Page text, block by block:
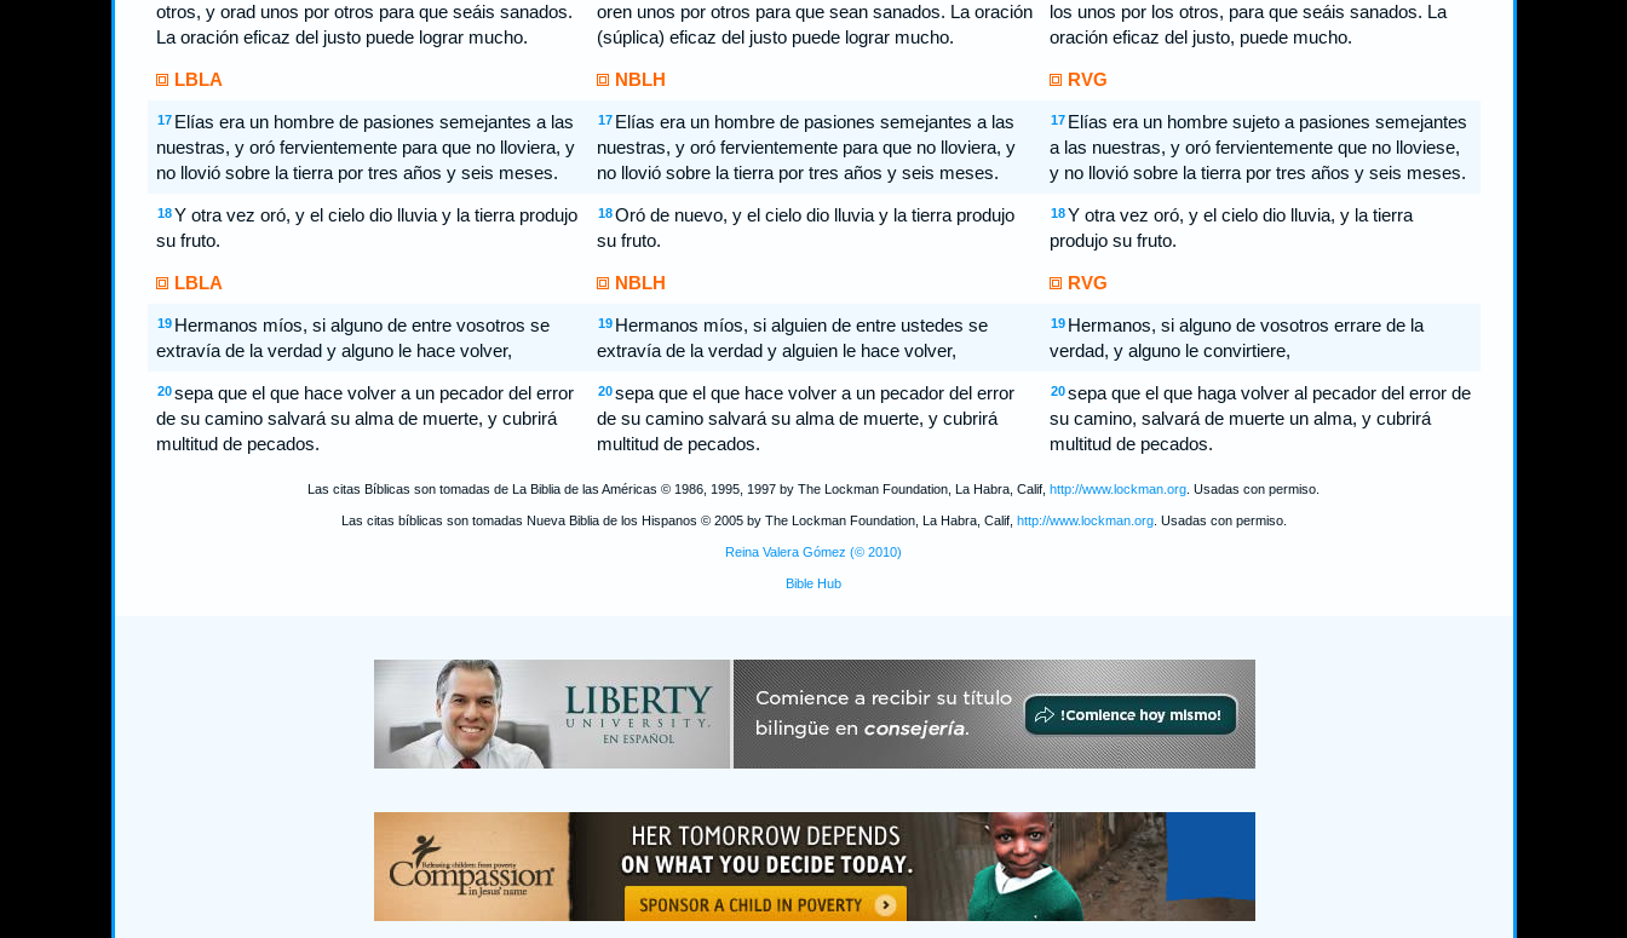
otros, y orad unos por otros para que seáis sanados.
La oración eficaz del justo puede lograr mucho.
oren unos por otros para que sean sanados. La oración
(súplica) eficaz del justo puede lograr mucho.
los unos por los otros, para que seáis sanados. La
oración eficaz del justo, puede mucho.
LBLA NBLH RVG
17 Elías era un hombre de pasiones semejantes a las
nuestras, y oró fervientemente para que no lloviera, y
no llovió sobre la tierra por tres años y seis meses.
17 Elías era un hombre de pasiones semejantes a las
nuestras, y oró fervientemente para que no lloviera, y
no llovió sobre la tierra por tres años y seis meses.
17 Elías era un hombre sujeto a pasiones semejantes
a las nuestras, y oró fervientemente que no lloviese,
y no llovió sobre la tierra por tres años y seis meses.
18 Y otra vez oró, y el cielo dio lluvia y la tierra produjo
su fruto.
18 Oró de nuevo, y el cielo dio lluvia y la tierra produjo
su fruto.
18 Y otra vez oró, y el cielo dio lluvia, y la tierra
produjo su fruto.
LBLA NBLH RVG
19 Hermanos míos, si alguno de entre vosotros se
extravía de la verdad y alguno le hace volver,
19 Hermanos míos, si alguien de entre ustedes se
extravía de la verdad y alguien le hace volver,
19 Hermanos, si alguno de vosotros errare de la
verdad, y alguno le convirtiere,
20 sepa que el que hace volver a un pecador del error
de su camino salvará su alma de muerte, y cubrirá
multitud de pecados.
20 sepa que el que hace volver a un pecador del error
de su camino salvará su alma de muerte, y cubrirá
multitud de pecados.
20 sepa que el que haga volver al pecador del error de
su camino, salvará de muerte un alma, y cubrirá
multitud de pecados.
Las citas Bíblicas son tomadas de La Biblia de las Américas © 1986, 1995, 1997 by The Lockman Foundation, La Habra, Calif, http://www.lockman.org . Usadas con permiso.
Las citas bíblicas son tomadas Nueva Biblia de los Hispanos © 2005 by The Lockman Foundation, La Habra, Calif, http://www.lockman.org. Usadas con permiso.
Reina Valera Gómez (© 2010)
Bible Hub